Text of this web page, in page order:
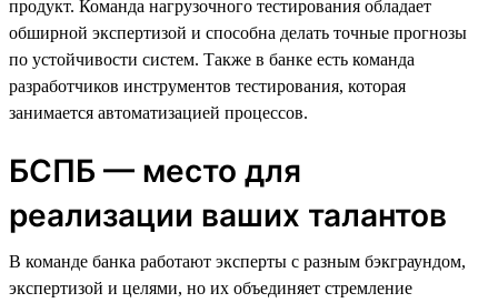
продукт. Команда нагрузочного тестирования обладает
обширной экспертизой и способна делать точные прогнозы
по устойчивости систем. Также в банке есть команда
разработчиков инструментов тестирования, которая
занимается автоматизацией процессов.
БСПБ — место для
реализации ваших талантов
В команде банка работают эксперты с разным бэкграундом,
экспертизой и целями, но их объединяет стремление